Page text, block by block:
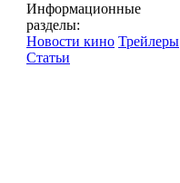
Информационные
разделы:
Новости кино Трейлеры
Статьи